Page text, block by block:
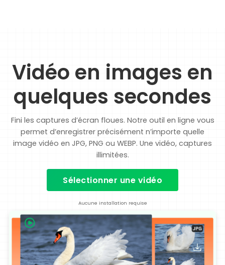
Vidéo en images en
quelques secondes
Fini les captures d’écran floues. Notre outil en ligne vous
permet d’enregistrer précisément n’importe quelle
image vidéo en JPG, PNG ou WEBP. Une vidéo, captures
illimitées.
Sélectionner une vidéo
Aucune installation requise